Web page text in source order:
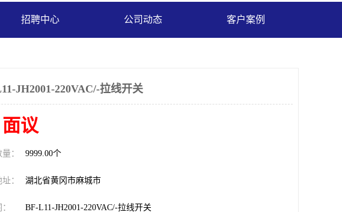
招聘中心 公司动态 客户案例
JH2001-220VAC/-拉线开关
面议
： 9999.00个
： 湖北省黄冈市麻城市
BF-L11-JH2001-220VAC/-拉线开关